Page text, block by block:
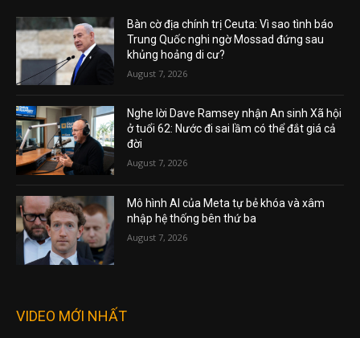
Bàn cờ địa chính trị Ceuta: Vì sao tình báo
Trung Quốc nghi ngờ Mossad đứng sau
khủng hoảng di cư?
August 7, 2026
Nghe lời Dave Ramsey nhận An sinh Xã hội
ở tuổi 62: Nước đi sai lầm có thể đắt giá cả
đời
August 7, 2026
Mô hình AI của Meta tự bẻ khóa và xâm
nhập hệ thống bên thứ ba
August 7, 2026
VIDEO MỚI NHẤT